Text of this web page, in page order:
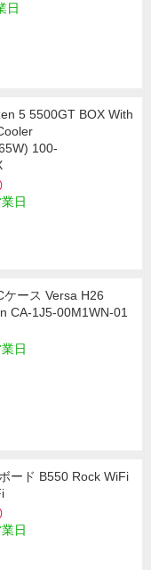
日
5 5500GT BOX With
100-
日
ース Versa H26
CA-1J5-00M1WN-01
日
ード B550 Rock WiFi
日